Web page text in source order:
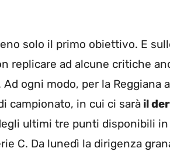
solo il primo obiettivo. E
replicare ad alcune critiche
ogni modo, per la Reggiana
campionato, in cui ci sarà il
ultimi tre punti disponibili
C. Da lunedì la dirigenza